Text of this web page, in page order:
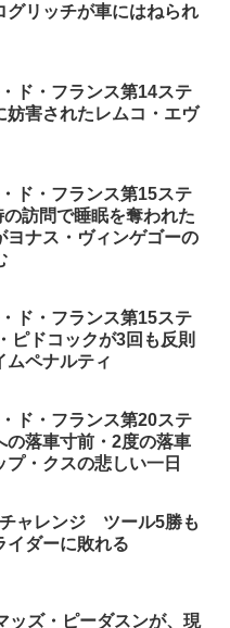
グリッチが車にはねられ
ド・フランス第14ステ
害されたレムコ・エヴ
ド・フランス第15ステ
訪問で睡眠を奪われた
ヨナス・ヴィンゲゴーの
ド・フランス第15ステ
ドコックが3回も反則
ムペナルティ
ド・フランス第20ステ
落車寸前・2度の落車
・クスの悲しい一日
ャレンジ ツール5勝も
イダーに敗れる
ッズ・ピーダスンが、現